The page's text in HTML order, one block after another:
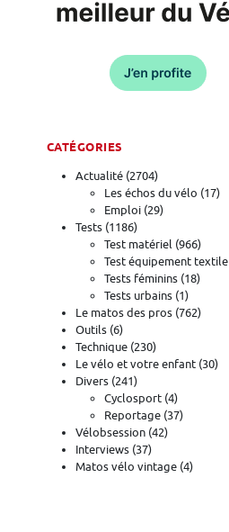
CATÉGORIES
Actualité (2704)
Les échos du vélo (17)
Emploi (29)
Tests (1186)
Test matériel (966)
Test équipement textile
Tests féminins (18)
Tests urbains (1)
Le matos des pros (762)
Outils (6)
Technique (230)
Le vélo et votre enfant (30)
Divers (241)
Cyclosport (4)
Reportage (37)
Vélobsession (42)
Interviews (37)
Matos vélo vintage (4)